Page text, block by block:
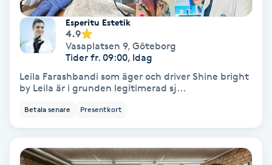
Color correction
Cryoterapi
Esperitu Estetik
4.9
Vasaplatsen 9, Göteborg
Tider fr. 09:00, Idag
Leila Farashbandi som äger och driver Shine bright
by Leila är i grunden legitimerad sj...
Betala senare Presentkort